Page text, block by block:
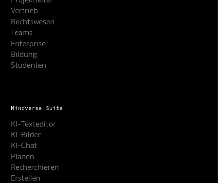
Vertrieb
Rechtswesen
Teams
Enterprise
Bildung
Studenten
Mindverse Suite
KI-Texteditor
KI-Bilder
KI-Chat
Planen
Recherchieren
Erstellen